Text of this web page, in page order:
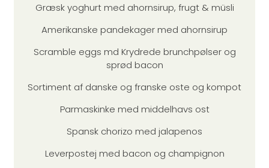
Græsk yoghurt med ahornsirup, frugt & müsli
Amerikanske pandekager med ahornsirup
Scramble eggs md Krydrede brunchpølser og
sprød bacon
Sortiment af danske og franske oste og kompot
Parmaskinke med middelhavs ost
Spansk chorizo med jalapenos
Leverpostej med bacon og champignon